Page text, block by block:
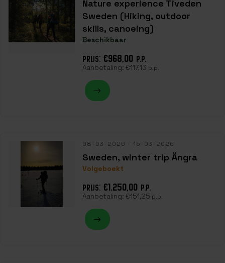
Nature experience Tiveden
Sweden (Hiking, outdoor
skills, canoeing)
Beschikbaar
PRIJS:€968,00 P.P.
Aanbetaling: €117,13 p.p.
08-03-2026 - 15-03-2026
Sweden, winter trip Ängra
Volgeboekt
PRIJS:€1.250,00 P.P.
Aanbetaling: €151,25 p.p.